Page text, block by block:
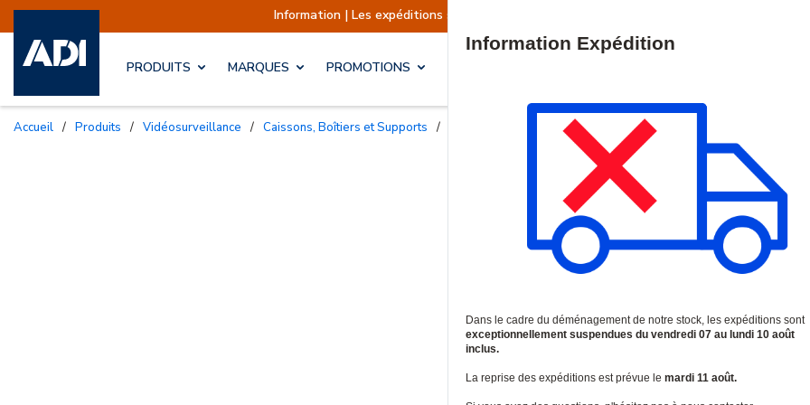
Information | Les expéditions sont actuellement suspendues Reprise prévue le mardi
PRODUITS MARQUES PROMOTIONS
Accueil / Produits / Vidéosurveillance / Caissons, Boîtiers et Supports / Accessoires pour boîtiers